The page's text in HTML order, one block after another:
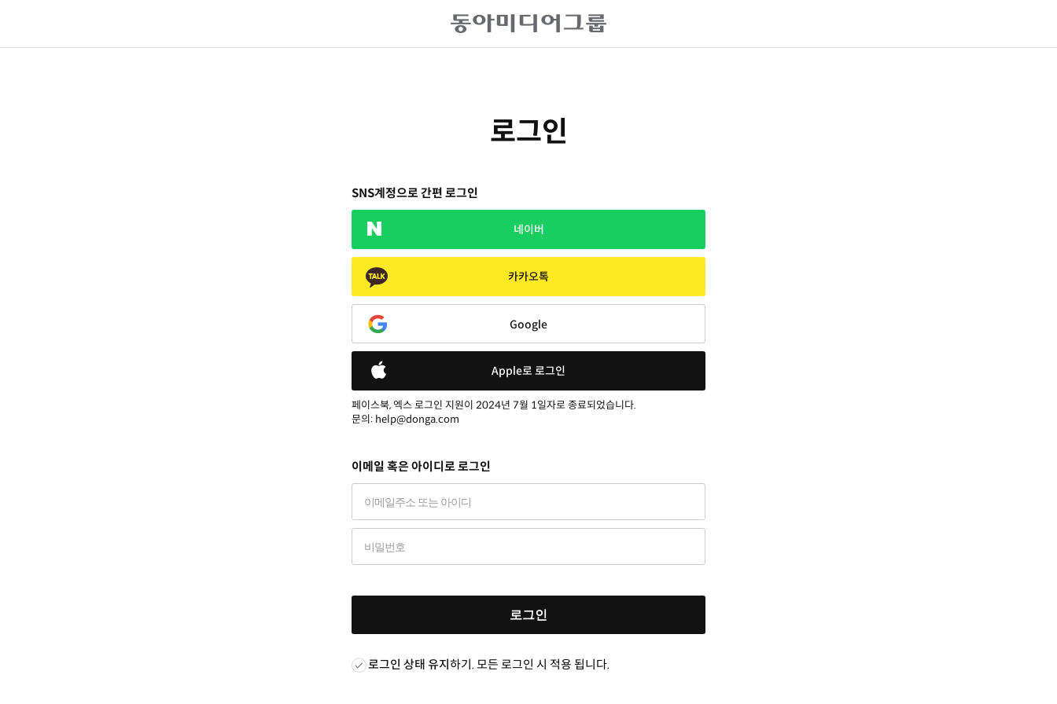
로그인
SNS계정으로 간편 로그인
네이버
카카오톡
Google
Apple로 로그인
페이스북, 엑스 로그인 지원이 2024년 7월 1일자로 종료되었습니다.
문의: help@donga.com
이메일 혹은 아이디로 로그인
로그인
로그인 상태 유지하기. 모든 로그인 시 적용 됩니다.